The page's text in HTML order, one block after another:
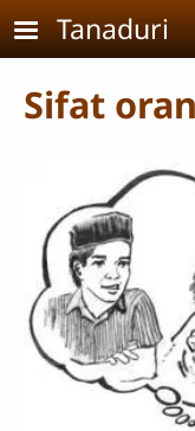
Skip to main
Tanaduri
Sifat